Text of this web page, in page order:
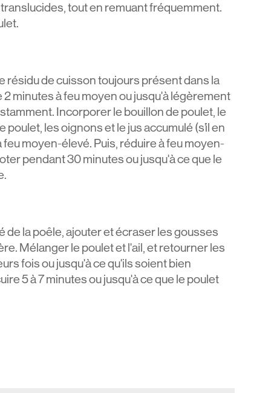
tout en remuant fréquemment.
résidu de cuisson toujours présent dans la
minutes à feu moyen ou jusqu'à légèrement
Incorporer le bouillon de poulet, le
les oignons et le jus accumulé (s’il en
moyen-élevé. Puis, réduire à feu moyen-
pendant 30 minutes ou jusqu'à ce que le
de la poêle, ajouter et écraser les gousses
Mélanger le poulet et l'ail, et retourner les
fois ou jusqu'à ce qu'ils soient bien
5 à 7 minutes ou jusqu'à ce que le poulet